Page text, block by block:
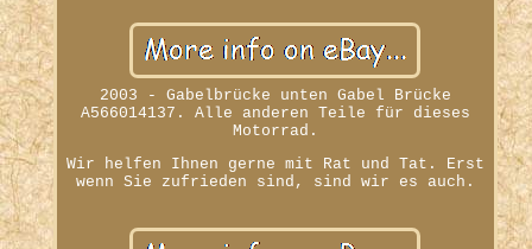
2003 - Gabelbrücke unten Gabel Brücke
A566014137. Alle anderen Teile für dieses
Motorrad.
Wir helfen Ihnen gerne mit Rat und Tat. Erst
wenn Sie zufrieden sind, sind wir es auch.